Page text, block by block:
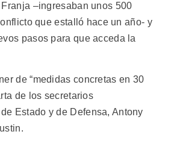
–ingresaban unos 500
que estalló hace un año- y
pasos para que acceda la
de “medidas concretas en 30
de los secretarios
Estado y de Defensa, Antony